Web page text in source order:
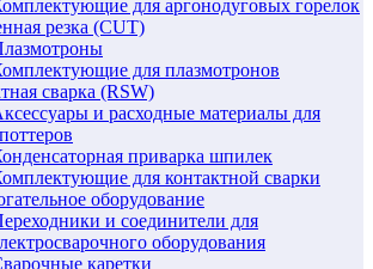
для аргонодуговых горелок
резка (CUT)
для плазмотронов
сварка (RSW)
и расходные материалы для
приварка шпилек
для контактной сварки
оборудование
и соединители для
оборудования
каретки